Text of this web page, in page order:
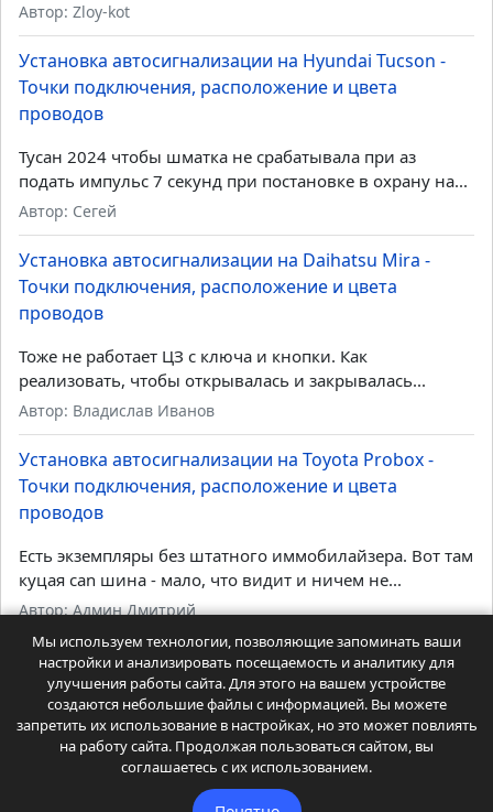
Если знакомы с работой реле:...
Автор: Админ Дмитрий
Установка автосигнализации на Toyota Probox -
Точки подключения, расположение и цвета
Не все готовы платить за can-модуль и прочие кановые
сиги. На Авито пруд пруди установщиков по...
Автор: Zloy-kot
Установка автосигнализации на Hyundai Tucson -
Точки подключения, расположение и цвета
Тусан 2024 чтобы шматка не срабатывала при аз
подать импульс 7 секунд при постановке в охрану на...
Автор: Сегей
Установка автосигнализации на Daihatsu Mira -
Точки подключения, расположение и цвета
Тоже не работает ЦЗ с ключа и кнопки. Как
реализовать, чтобы открывалась и закрывалась...
Автор: Владислав Иванов
Установка автосигнализации на Toyota Probox -
Точки подключения, расположение и цвета
проводов
Есть экземпляры без штатного иммобилайзера. Вот там
Мы используем технологии, позволяющие запоминать ваши
настройки и анализировать посещаемость и аналитику для
улучшения работы сайта. Для этого на вашем устройстве
создаются небольшие файлы с информацией. Вы можете
запретить их использование в настройках, но это может повлиять
на работу сайта. Продолжая пользоваться сайтом, вы
соглашаетесь с их использованием.